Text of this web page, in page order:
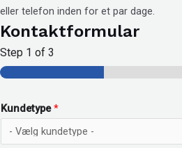
eller telefon inden for et par dage.
Kontaktformular
Step 1 of 3
Kundetype*